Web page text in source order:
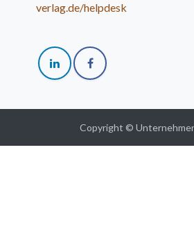
verlag.de/helpdesk
Copyright ©